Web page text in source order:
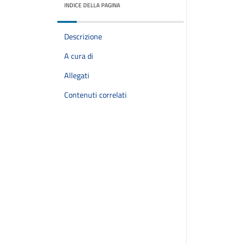
INDICE DELLA PAGINA
Descrizione
A cura di
Allegati
Contenuti correlati